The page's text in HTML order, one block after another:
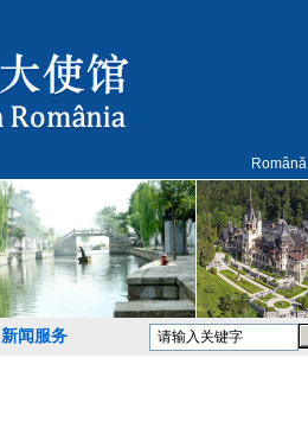
Română
新闻服务